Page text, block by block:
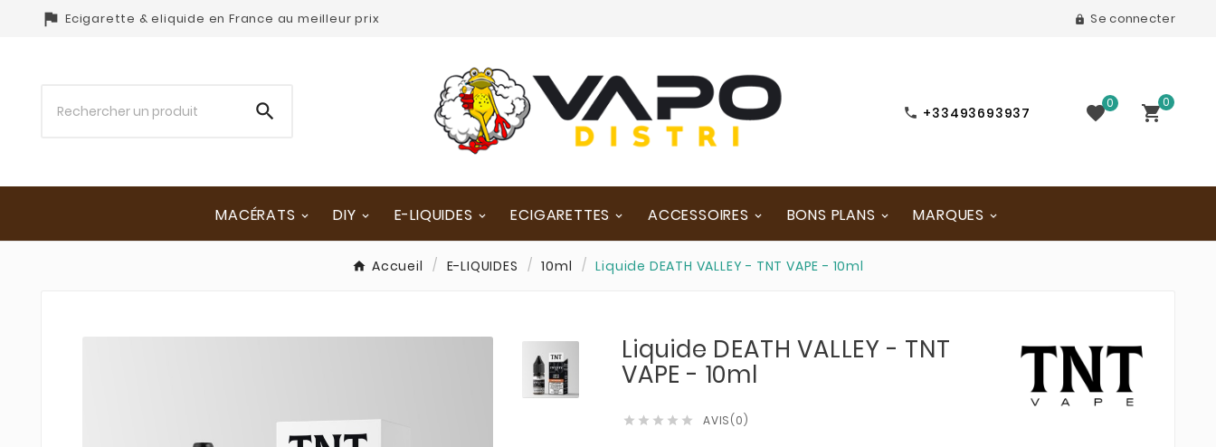
 Ecigarette & eliquide en France au meilleur prix  Se connecter
  +33493693937 0 
0
MACÉRATS DIY E-LIQUIDES ECIGARETTES ACCESSOIRES BONS PLANS MARQUES
Accueil E-LIQUIDES 10ml Liquide DEATH VALLEY - TNT VAPE - 10ml
Liquide DEATH VALLEY - TNT
VAPE - 10ml
     AVIS(0)